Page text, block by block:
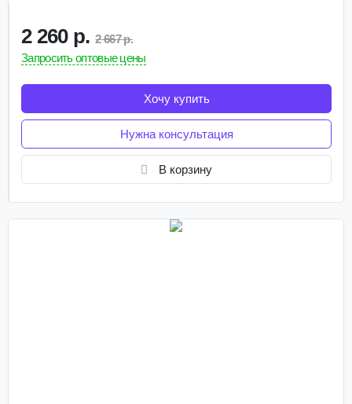
2 260 р. 2 667 р.
Запросить оптовые цены
Хочу купить
Нужна консультация
В корзину